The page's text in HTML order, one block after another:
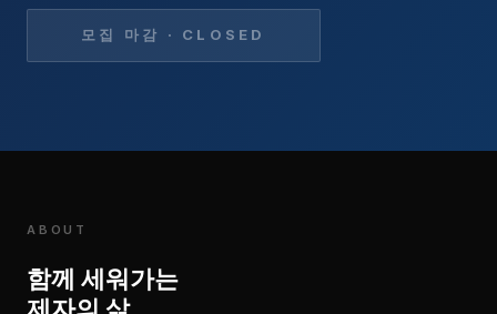
모집 마감 · CLOSED
ABOUT
함께 세워가는